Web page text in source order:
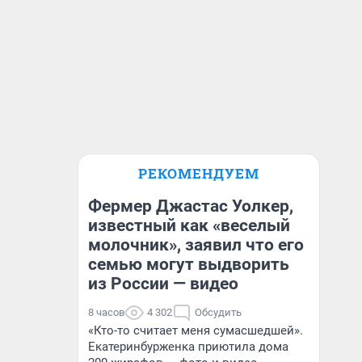
РЕКОМЕНДУЕМ
Фермер Джастас Уолкер,
известный как «веселый
молочник», заявил что его
семью могут выдворить
из России — видео
8 часов 4 302 Обсудить
«Кто-то считает меня сумасшедшей».
Екатеринбурженка приютила дома